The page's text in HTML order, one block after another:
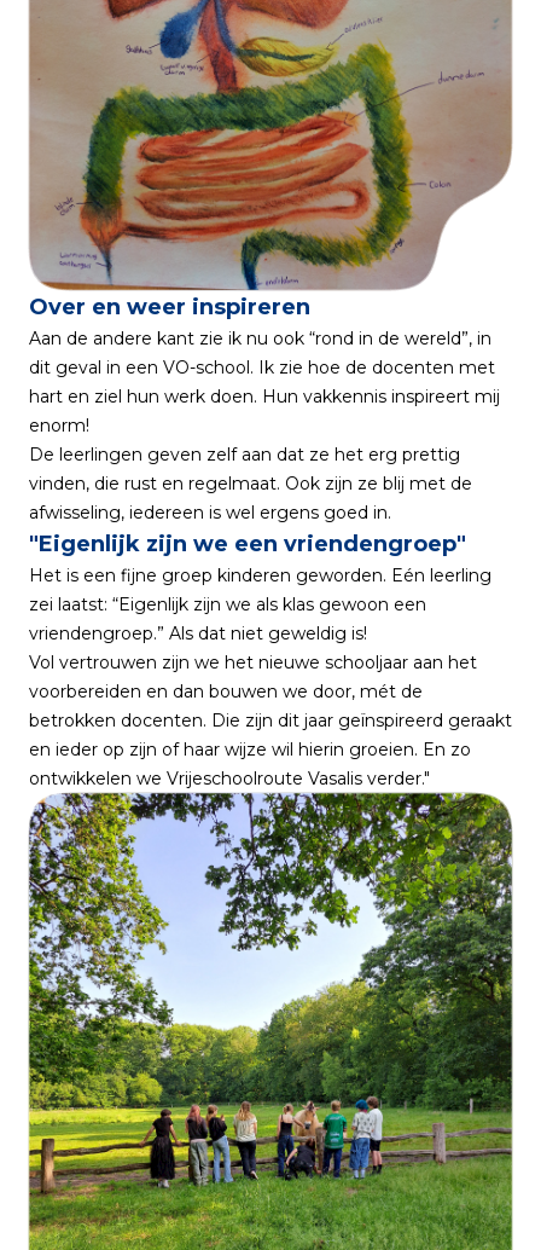
Over en weer inspireren
Aan de andere kant zie ik nu ook “rond in de wereld”, in
dit geval in een VO-school. Ik zie hoe de docenten met
hart en ziel hun werk doen. Hun vakkennis inspireert mij
enorm!
De leerlingen geven zelf aan dat ze het erg prettig
vinden, die rust en regelmaat. Ook zijn ze blij met de
afwisseling, iedereen is wel ergens goed in.
"Eigenlijk zijn we een vriendengroep"
Het is een fijne groep kinderen geworden. Eén leerling
zei laatst: “Eigenlijk zijn we als klas gewoon een
vriendengroep.” Als dat niet geweldig is!
Vol vertrouwen zijn we het nieuwe schooljaar aan het
voorbereiden en dan bouwen we door, mét de
betrokken docenten. Die zijn dit jaar geïnspireerd geraakt
en ieder op zijn of haar wijze wil hierin groeien. En zo
ontwikkelen we Vrijeschoolroute Vasalis verder."